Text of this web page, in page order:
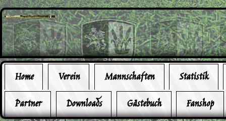
Home Verein Mannschaften
Statistik
Partner
Downloads Gästebuch Fanshop